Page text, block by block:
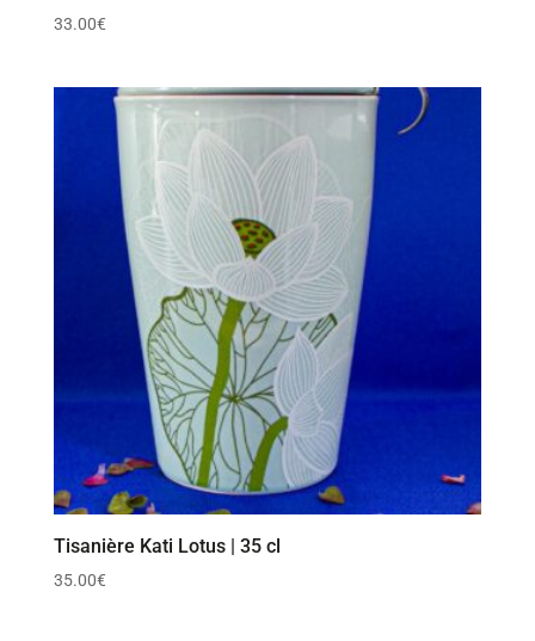
33.00€
Tisanière Kati Lotus | 35 cl
35.00€